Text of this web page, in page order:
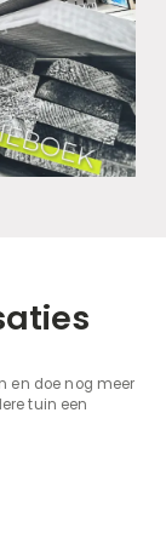
en doe nog meer
tuin een